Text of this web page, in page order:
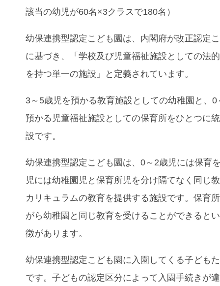
該当の幼児が60名×3クラスで180名）
幼保連携型認定こども園は、内閣府が改正認定
に基づき、「学校及び児童福祉施設としての法
を持つ単一の施設」と定義されています。
3～5歳児を預かる教育施設としての幼稚園と、0
預かる児童福祉施設としての保育所をひとつに
設です。
幼保連携型認定こども園は、0～2歳児には保育
児には幼稚園児と保育所児を分け隔てなく同じ
カリキュラムの教育を提供する施設です。保育
がら幼稚園と同じ教育を受けることができると
徴があります。
幼保連携型認定こども園に入園してくる子ども
です。子どもの認定区分によって入園手続きが